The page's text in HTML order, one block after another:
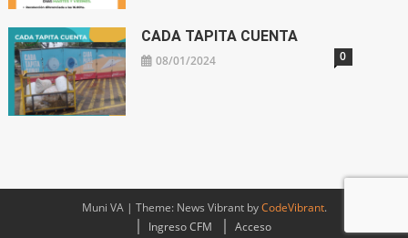
CADA TAPITA CUENTA
08/01/2024 0
Muni VA | Theme: News Vibrant byCodeVibrant.
Ingreso CFM
Acceso